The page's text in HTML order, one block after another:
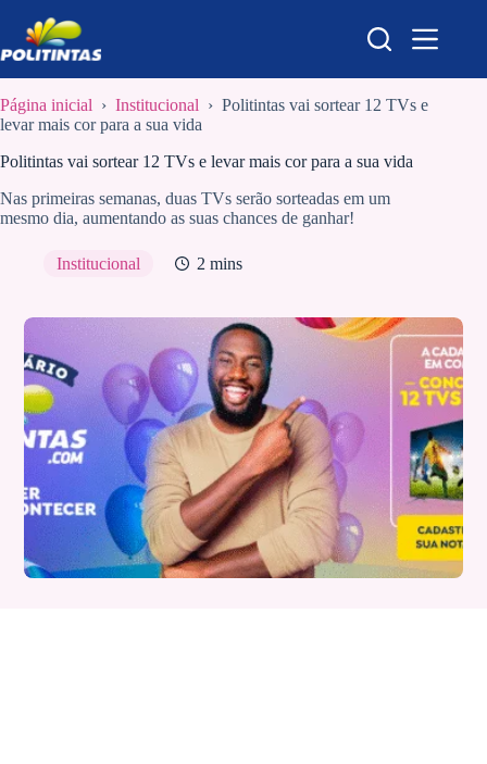
para
o
conteúdo
Página inicial › Institucional › Politintas vai sortear 12 TVs e
levar mais cor para a sua vida
Politintas vai sortear 12 TVs e levar mais cor para a sua vida
Nas primeiras semanas, duas TVs serão sorteadas em um
mesmo dia, aumentando as suas chances de ganhar!
Institucional 2 mins